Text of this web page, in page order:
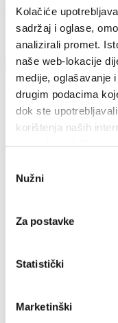
Kolačiće
sadržaj i oglase,
analizirali promet.
naše web-lokacije
medije, oglašavanje
drugim podacima
dok ste
korištenja naših
pristanka
Nužni
Za postavke
Statistički
Marketinški
+385 21 227 933
Villa Nika, Kamberovo
2017
2024
2018
April